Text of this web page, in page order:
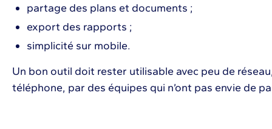
partage des plans et documents ;
export des rapports ;
simplicité sur mobile.
Un bon outil doit rester utilisable avec peu de
téléphone, par des équipes qui n’ont pas envie de